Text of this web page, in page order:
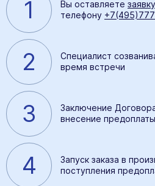
1 Вы оставляете
телефону
2
Специалист
время встречи
3
Заключение
внесение
4
Запуск заказа в
поступления